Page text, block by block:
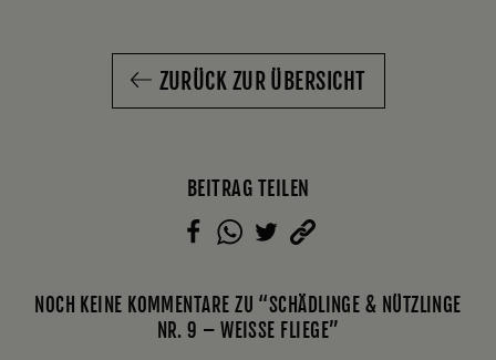
ZURÜCK ZUR ÜBERSICHT
BEITRAG TEILEN
NOCH KEINE KOMMENTARE ZU “SCHÄDLINGE & NÜTZLINGE
NR. 9 – WEISSE FLIEGE”